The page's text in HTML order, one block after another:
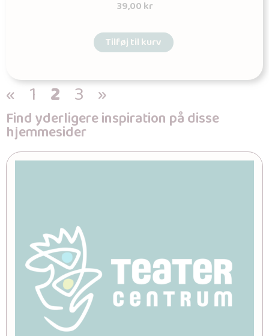
39,00kr
Tilføj til kurv
« 1 2 3 »
Find yderligere inspiration på disse
hjemmesider